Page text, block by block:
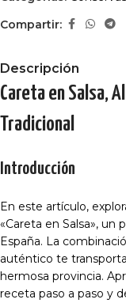
Compartir:
Descripción
Careta en Salsa,
Tradicional
Introducción
En este artículo,
«Careta en Salsa»,
España. La
auténtico te
hermosa provincia.
receta paso a paso y